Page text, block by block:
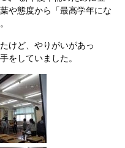
や態度から「最高学年にな
けど、やりがいがあっ
をしていました。